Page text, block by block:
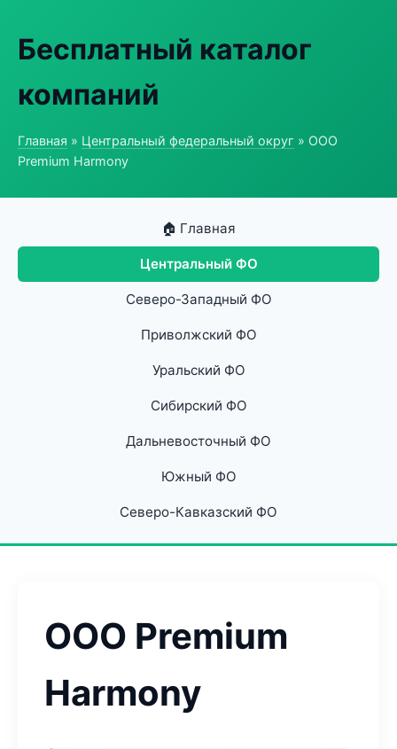
Бесплатный каталог
компаний
Главная » Центральный федеральный округ » ООО
Premium Harmony
🏠 Главная
Центральный ФО
Северо-Западный ФО
Приволжский ФО
Уральский ФО
Сибирский ФО
Дальневосточный ФО
Южный ФО
Северо-Кавказский ФО
ООО Premium
Harmony